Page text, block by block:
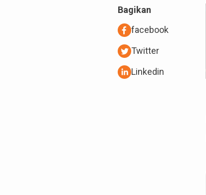
Bagikan
facebook
Twitter
Linkedin